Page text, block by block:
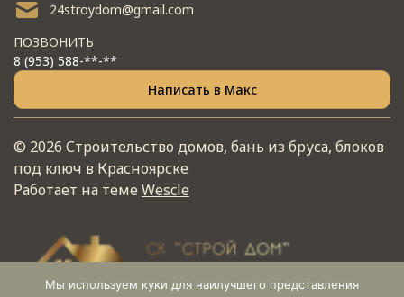
24stroydom@gmail.com
ПОЗВОНИТЬ
8 (953) 588-**-**
Написать в Макс
© 2026 Строительство домов, бань из бруса, блоков
под ключ в Красноярске
Работает на темеWescle
Мы используем куки для наилучшего представления